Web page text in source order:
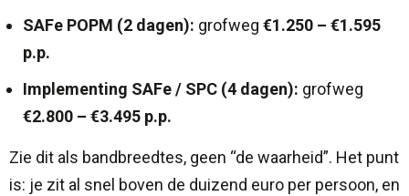
SAFe POPM (2 dagen): grofweg €1.250 – €1.595
p.p.
Implementing SAFe / SPC (4 dagen): grofweg
€2.800 – €3.495 p.p.
Zie dit als bandbreedtes, geen “de waarheid”. Het punt
is: je zit al snel boven de duizend euro per persoon, en